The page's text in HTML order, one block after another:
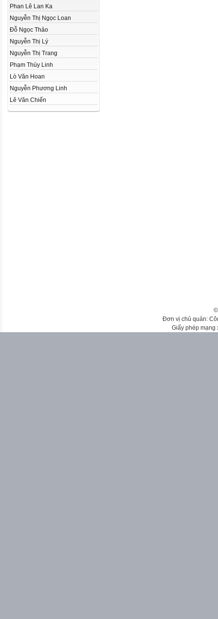
Phan Lê Lan Ka
Nguyễn Thị Ngọc Loan
Đỗ Ngọc Thảo
Nguyễn Thị Lý
Nguyễn Thị Trang
Phạm Thùy Linh
Lò Văn Hoan
Nguyễn Phương Linh
Lê Văn Chiến
Đơn vị chủ quản:
Giấy phép mạng